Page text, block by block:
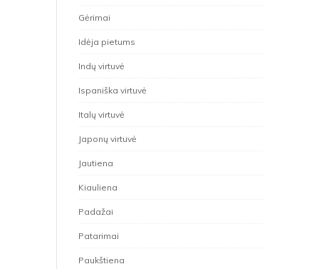
Gėrimai
Idėja pietums
Indų virtuvė
Ispaniška virtuvė
Italų virtuvė
Japonų virtuvė
Jautiena
Kiauliena
Padažai
Patarimai
Paukštiena